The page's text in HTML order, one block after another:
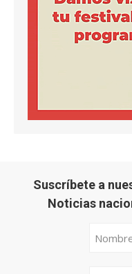
Suscríbete a
Noticias